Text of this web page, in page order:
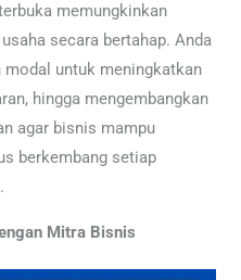
memungkinkan
secara bertahap. Anda
modal untuk meningkatkan
hingga mengembangkan
agar bisnis mampu
berkembang setiap
Mitra Bisnis